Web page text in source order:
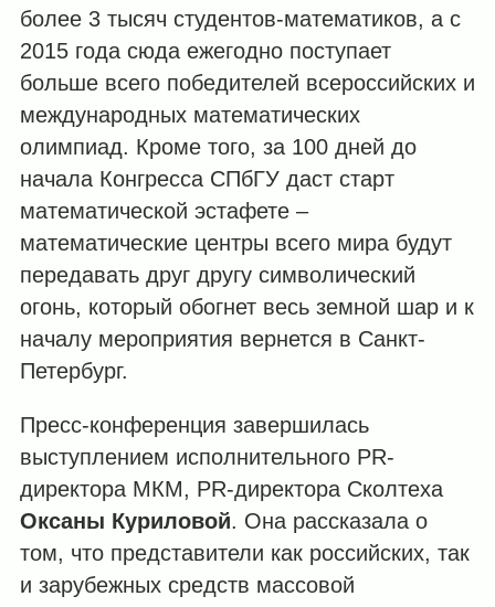
более 3 тысяч студентов-математиков, а с
2015 года сюда ежегодно поступает
больше всего победителей всероссийских и
международных математических
олимпиад. Кроме того, за 100 дней до
начала Конгресса СПбГУ даст старт
математической эстафете –
математические центры всего мира будут
передавать друг другу символический
огонь, который обогнет весь земной шар и к
началу мероприятия вернется в Санкт-
Петербург.
Пресс-конференция завершилась
выступлением исполнительного PR-
директора МКМ, PR-директора Сколтеха
Оксаны Куриловой. Она рассказала о
том, что представители как российских, так
и зарубежных средств массовой